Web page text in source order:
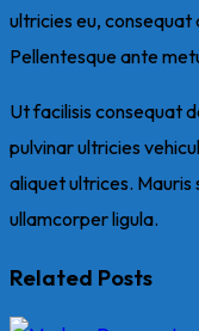
ultricies eu, consequat
Pellentesque ante
Ut facilisis consequat
pulvinar ultricies
aliquet ultrices. Mauris
ullamcorper ligula.
Related Posts